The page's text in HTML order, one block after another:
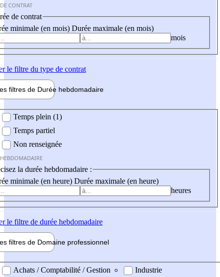
CONTRAT
de contrat
minimale (en mois) Durée maximale (en mois)
mois
le filtre du type de contrat
filtres de Durée hebdomadaire
Temps plein (1)
Temps partiel
Non renseignée
la durée hebdomadaire :
minimale (en heure) Durée maximale (en heure)
heures
le filtre de durée hebdomadaire
filtres de Domaine professionnel
professionel
Achats / Comptabilité / Gestion
Industrie